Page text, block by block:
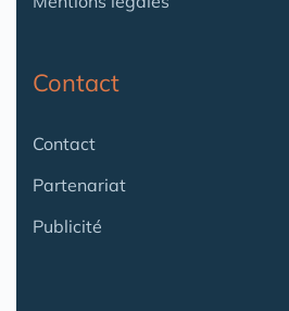
Contact
Contact
Partenariat
Publicité